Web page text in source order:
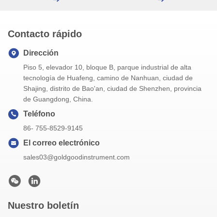
Contacto rápido
Dirección
Piso 5, elevador 10, bloque B, parque industrial de alta
tecnología de Huafeng, camino de Nanhuan, ciudad de
Shajing, distrito de Bao'an, ciudad de Shenzhen, provincia
de Guangdong, China.
Teléfono
86- 755-8529-9145
El correo electrónico
sales03@goldgoodinstrument.com
Nuestro boletín